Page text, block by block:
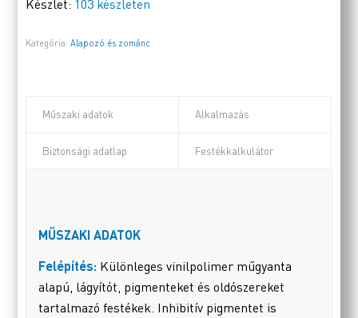
Készlet: 103 készleten
Kategória:Alapozó és zománc
Műszaki adatok Alkalmazás
Biztonsági adatlap Festékkalkulátor
MŰSZAKI ADATOK
Felépítés: Különleges vinilpolimer műgyanta
alapú, lágyítót, pigmenteket és oldószereket
tartalmazó festékek. Inhibitív pigmentet is